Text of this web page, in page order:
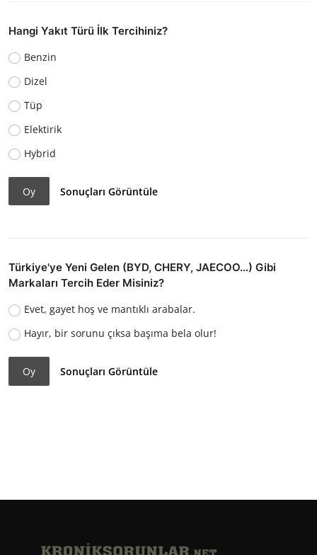
Hangi Yakıt Türü İlk Tercihiniz?
Benzin
Dizel
Tüp
Elektirik
Hybrid
Oy Sonuçları Görüntüle
Türkiye'ye Yeni Gelen (BYD, CHERY, JAECOO...) Gibi
Markaları Tercih Eder Misiniz?
Evet, gayet hoş ve mantıklı arabalar.
Hayır, bir sorunu çıksa başıma bela olur!
Oy Sonuçları Görüntüle